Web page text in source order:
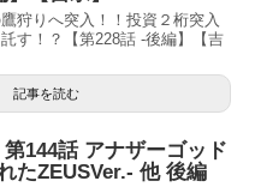
狩りへ突入！！投資２桁突入
す！？【第228話 -後編】【吉
記事を読む
144話 アナザーゴッド
たZEUSVer.- 他 後編